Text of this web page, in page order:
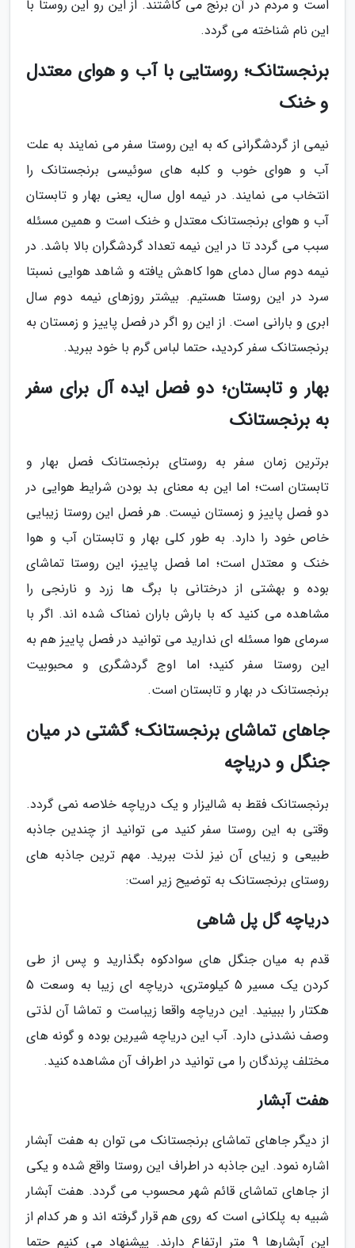
است و مردم در آن برنج می کاشتند. از این رو این روستا با
این نام شناخته می گردد.
برنجستانک؛ روستایی با آب و هوای معتدل
و خنک
نیمی از گردشگرانی که به این روستا سفر می نمایند به علت
آب و هوای خوب و کلبه های سوئیسی برنجستانک را
انتخاب می نمایند. در نیمه اول سال، یعنی بهار و تابستان
آب و هوای برنجستانک معتدل و خنک است و همین مسئله
سبب می گردد تا در این نیمه تعداد گردشگران بالا باشد. در
نیمه دوم سال دمای هوا کاهش یافته و شاهد هوایی نسبتا
سرد در این روستا هستیم. بیشتر روزهای نیمه دوم سال
ابری و بارانی است. از این رو اگر در فصل پاییز و زمستان به
برنجستانک سفر کردید، حتما لباس گرم با خود ببرید.
بهار و تابستان؛ دو فصل ایده آل برای سفر
به برنجستانک
برترین زمان سفر به روستای برنجستانک فصل بهار و
تابستان است؛ اما این به معنای بد بودن شرایط هوایی در
دو فصل پاییز و زمستان نیست. هر فصل این روستا زیبایی
خاص خود را دارد. به طور کلی بهار و تابستان آب و هوا
خنک و معتدل است؛ اما فصل پاییز، این روستا تماشای
بوده و بهشتی از درختانی با برگ ها زرد و نارنجی را
مشاهده می کنید که با بارش باران نمناک شده اند. اگر با
سرمای هوا مسئله ای ندارید می توانید در فصل پاییز هم به
این روستا سفر کنید؛ اما اوج گردشگری و محبوبیت
برنجستانک در بهار و تابستان است.
جاهای تماشای برنجستانک؛ گشتی در میان
جنگل و دریاچه
برنجستانک فقط به شالیزار و یک دریاچه خلاصه نمی گردد.
وقتی به این روستا سفر کنید می توانید از چندین جاذبه
طبیعی و زیبای آن نیز لذت ببرید. مهم ترین جاذبه های
روستای برنجستانک به توضیح زیر است:
دریاچه گل پل شاهی
قدم به میان جنگل های سوادکوه بگذارید و پس از طی
کردن یک مسیر 5 کیلومتری، دریاچه ای زیبا به وسعت 5
هکتار را ببینید. این دریاچه واقعا زیباست و تماشا آن لذتی
وصف نشدنی دارد. آب این دریاچه شیرین بوده و گونه های
مختلف پرندگان را می توانید در اطراف آن مشاهده کنید.
هفت آبشار
از دیگر جاهای تماشای برنجستانک می توان به هفت آبشار
اشاره نمود. این جاذبه در اطراف این روستا واقع شده و یکی
از جاهای تماشای قائم شهر محسوب می گردد. هفت آبشار
شبیه به پلکانی است که روی هم قرار گرفته اند و هر کدام از
این آبشارها 9 متر ارتفاع دارند. پیشنهاد می کنیم حتما